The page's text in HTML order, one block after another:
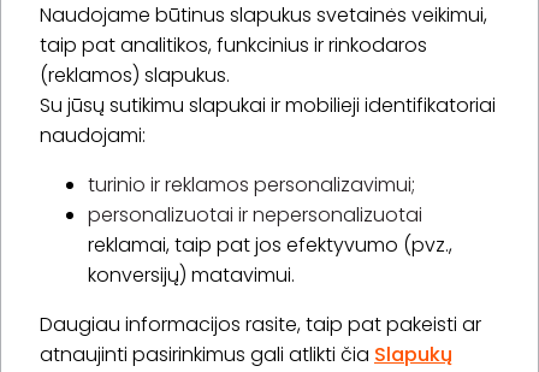
Naudojame būtinus slapukus svetainės veikimui,
taip pat analitikos, funkcinius ir rinkodaros
(reklamos) slapukus.
Su jūsų sutikimu slapukai ir mobilieji identifikatoriai
naudojami:
turinio ir reklamos personalizavimui;
personalizuotai ir nepersonalizuotai
reklamai, taip pat jos efektyvumo (pvz.,
konversijų) matavimui.
Daugiau informacijos rasite, taip pat pakeisti ar
atnaujinti pasirinkimus gali atlikti čia Slapukų
* Susipažinau su privatumo politika
Prenumeruoti
Apie „BookitNow“
Informacija
„GERA DOVANA“ GRUPĖ